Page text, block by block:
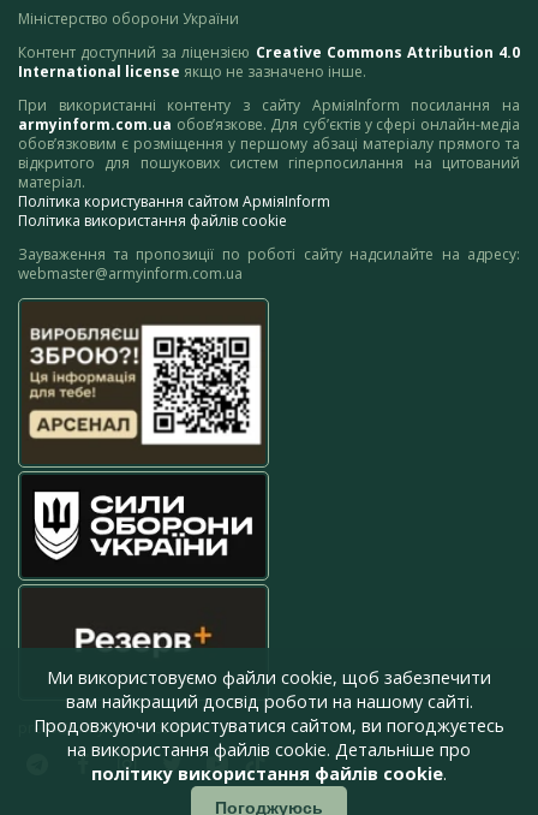
Міністерство оборони України
Контент доступний за ліцензією Creative Commons Attribution 4.0
International license якщо не зазначено інше.
При використанні контенту з сайту АрміяInform посилання на
armyinform.com.ua обов’язкове. Для суб’єктів у сфері онлайн-медіа
обов’язковим є розміщення у першому абзаці матеріалу прямого та
відкритого для пошукових систем гіперпосилання на цитований
матеріал.
Політика користування сайтом АрміяInform
Політика використання файлів cookie
Зауваження та пропозиції по роботі сайту надсилайте на адресу:
webmaster@armyinform.com.ua
press@armyinform.com.ua
Ми використовуємо файли cookie, щоб забезпечити
вам найкращий досвід роботи на нашому сайті.
Продовжуючи користуватися сайтом, ви погоджуєтесь
на використання файлів cookie. Детальніше про
політику використання файлів cookie.
Погоджуюсь